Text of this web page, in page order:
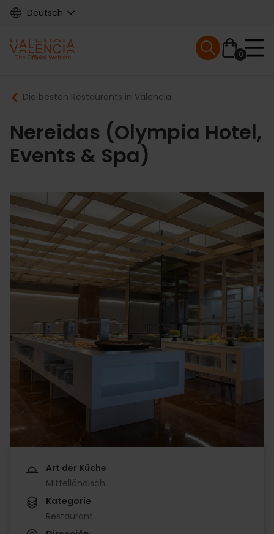
Skip
content
Deutsch
Main
navigation
0
Mobile menu
Breadcrumb
Die besten Restaurants in Valencia
Nereidas (Olympia Hotel,
Events & Spa)
Art der Küche
Mittelländisch
Kategorie
Restaurant